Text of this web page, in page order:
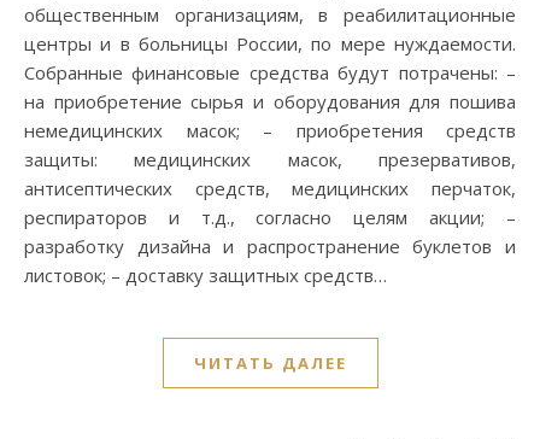
общественным организациям, в реабилитационные
центры и в больницы России, по мере нуждаемости.
Собранные финансовые средства будут потрачены: –
на приобретение сырья и оборудования для пошива
немедицинских масок; – приобретения средств
защиты: медицинских масок, презервативов,
антисептических средств, медицинских перчаток,
респираторов и т.д., согласно целям акции; –
разработку дизайна и распространение буклетов и
листовок; – доставку защитных средств…
ЧИТАТЬ ДАЛЕЕ